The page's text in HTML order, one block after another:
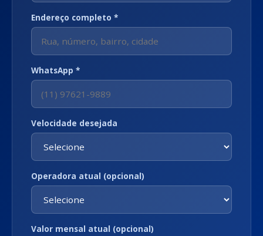
Endereço completo *
WhatsApp *
Velocidade desejada
Operadora atual (opcional)
Valor mensal atual (opcional)